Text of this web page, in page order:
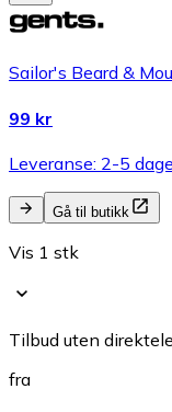
Sailor's Beard &
99 kr
Leveranse: 2-5
Gå til butikk
Vis 1 stk
Tilbud uten
fra